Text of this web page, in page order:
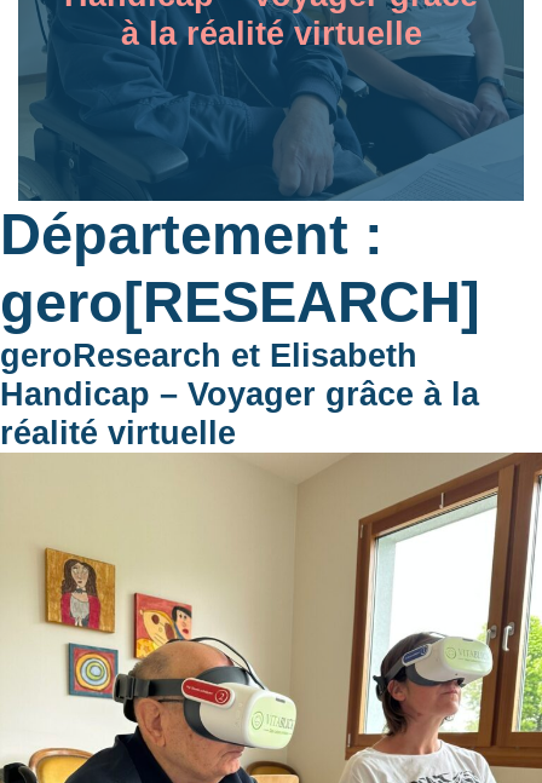
à la réalité virtuelle
Département :
gero[RESEARCH]
geroResearch et Elisabeth
Handicap – Voyager grâce à la
réalité virtuelle